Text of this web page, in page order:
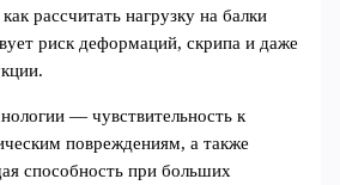
рассчитать нагрузку на балки
риск деформаций, скрипа и даже
— чувствительность к
повреждениям, а также
способность при больших